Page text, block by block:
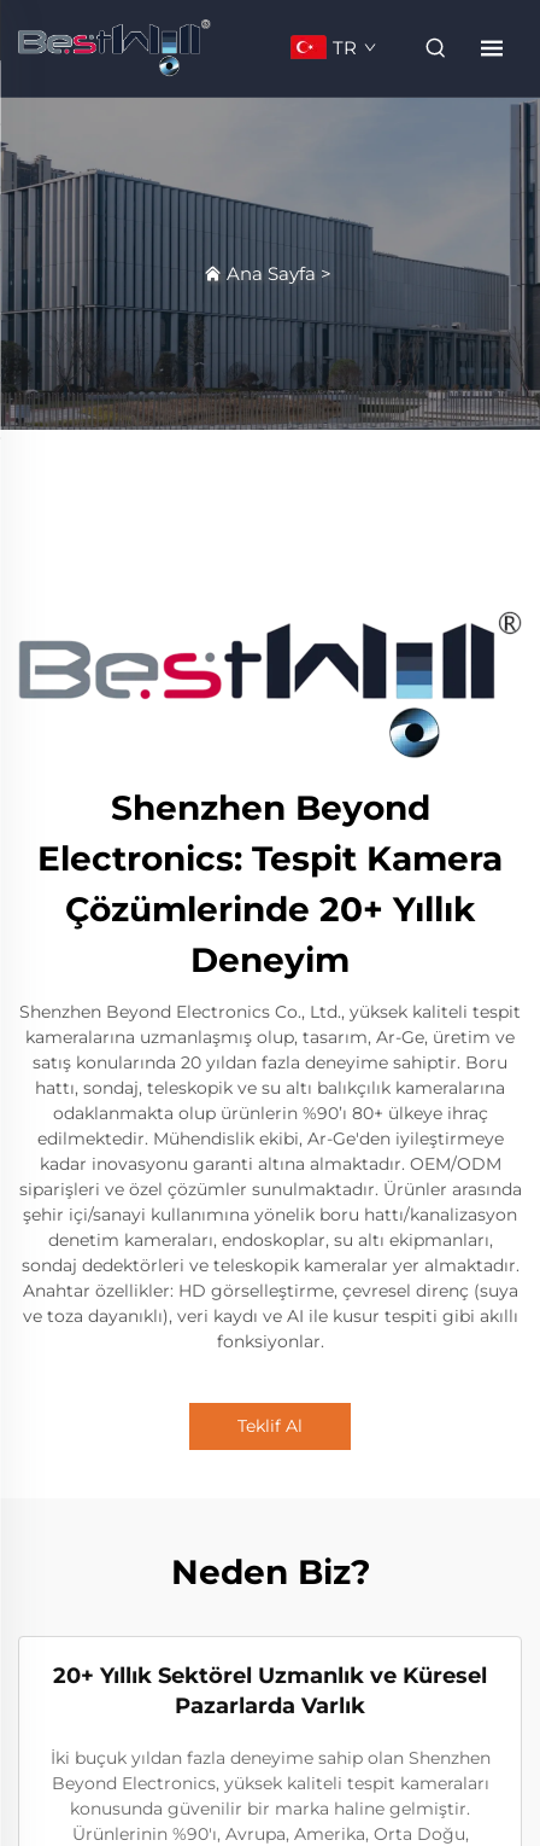
TR
Ana Sayfa >
Shenzhen Beyond
Electronics: Tespit Kamera
Çözümlerinde 20+ Yıllık
Deneyim
Shenzhen Beyond Electronics Co., Ltd., yüksek kaliteli tespit
kameralarına uzmanlaşmış olup, tasarım, Ar-Ge, üretim ve
satış konularında 20 yıldan fazla deneyime sahiptir. Boru
hattı, sondaj, teleskopik ve su altı balıkçılık kameralarına
odaklanmakta olup ürünlerin %90’ı 80+ ülkeye ihraç
edilmektedir. Mühendislik ekibi, Ar-Ge'den iyileştirmeye
kadar inovasyonu garanti altına almaktadır. OEM/ODM
siparişleri ve özel çözümler sunulmaktadır. Ürünler arasında
şehir içi/sanayi kullanımına yönelik boru hattı/kanalizasyon
denetim kameraları, endoskoplar, su altı ekipmanları,
sondaj dedektörleri ve teleskopik kameralar yer almaktadır.
Anahtar özellikler: HD görselleştirme, çevresel direnç (suya
ve toza dayanıklı), veri kaydı ve AI ile kusur tespiti gibi akıllı
fonksiyonlar.
Teklif Al
Neden Biz?
20+ Yıllık Sektörel Uzmanlık ve Küresel
Pazarlarda Varlık
İki buçuk yıldan fazla deneyime sahip olan Shenzhen
Beyond Electronics, yüksek kaliteli tespit kameraları
konusunda güvenilir bir marka haline gelmiştir.
Ürünlerinin %90'ı, Avrupa, Amerika, Orta Doğu,